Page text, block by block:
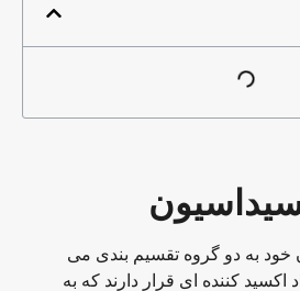
خود به دو گروه تقسیم بندی می
کننده ای قرار دارند که به